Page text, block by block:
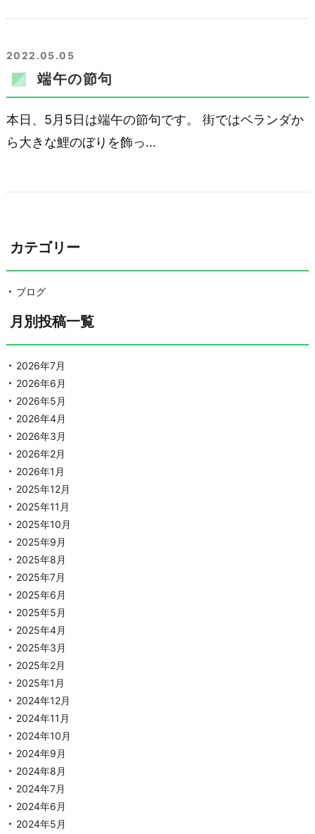
2022.05.05
端午の節句
本日、5月5日は端午の節句です。 街ではベランダか
ら大きな鯉のぼりを飾っ…
カテゴリー
ブログ
月別投稿一覧
2026年7月
2026年6月
2026年5月
2026年4月
2026年3月
2026年2月
2026年1月
2025年12月
2025年11月
2025年10月
2025年9月
2025年8月
2025年7月
2025年6月
2025年5月
2025年4月
2025年3月
2025年2月
2025年1月
2024年12月
2024年11月
2024年10月
2024年9月
2024年8月
2024年7月
2024年6月
2024年5月